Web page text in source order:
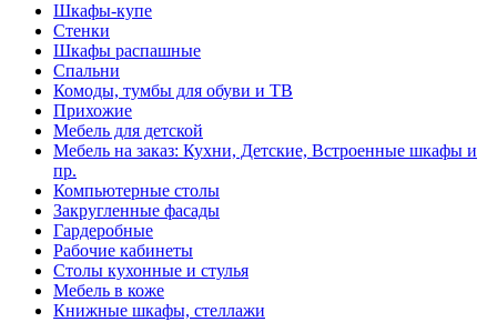
Шкафы-купе
Стенки
Шкафы распашные
Спальни
Комоды, тумбы для обуви и ТВ
Прихожие
Мебель для детской
Мебель на заказ: Кухни, Детские, Встроенные шкафы и
пр.
Компьютерные столы
Закругленные фасады
Гардеробные
Рабочие кабинеты
Столы кухонные и стулья
Мебель в коже
Книжные шкафы, стеллажи